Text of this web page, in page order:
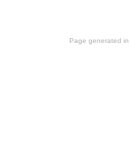
Page generated